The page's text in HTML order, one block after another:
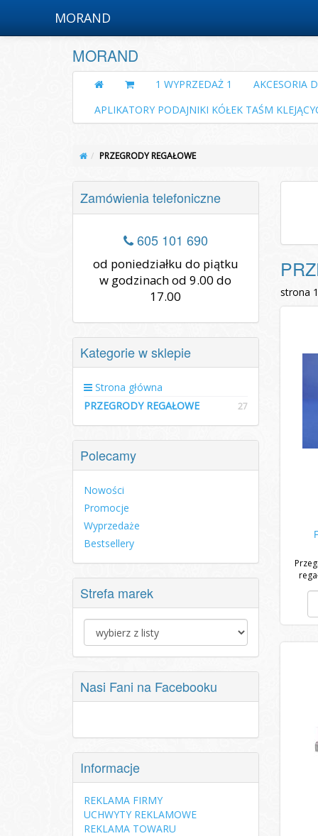
MORAND
MORAND
1 WYPRZEDAŻ 1
AKCESORIA
APLIKATORY PODAJNIKI KÓŁEK TAŚM
PRZEGRODY REGAŁOWE
Zamówienia telefoniczne
605 101 690
od poniedziałku do piątku
w godzinach od 9.00 do
17.00
Kategorie w sklepie
Strona główna
PRZEGRODY REGAŁOWE
27
Polecamy
Nowości
Promocje
Wyprzedaże
Bestsellery
Strefa marek
Nasi Fani na Facebooku
Informacje
REKLAMA FIRMY
UCHWYTY REKLAMOWE
REKLAMA TOWARU
strona